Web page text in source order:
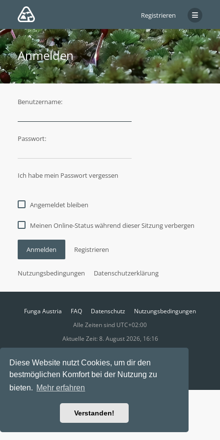
Diese Website nutzt Cookies, um dir den
bestmöglichen Komfort bei der Nutzung zu
bieten. Mehr erfahren
Verstanden!
Registrieren
Anmelden
Benutzername:
Passwort:
Ich habe mein Passwort vergessen
Angemeldet bleiben
Meinen Online-Status während dieser Sitzung verbergen
Anmelden Registrieren
Nutzungsbedingungen Datenschutzerklärung
Funga Austria FAQ Datenschutz
Nutzungsbedingungen
Alle Zeiten sind UTC+02:00
Aktuelle Zeit: 8. August 2026, 16:16
Ravaio Theme byGramziu